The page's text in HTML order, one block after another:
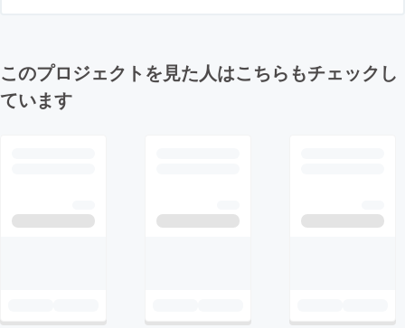
このプロジェクトを見た人はこちらもチェックし
ています